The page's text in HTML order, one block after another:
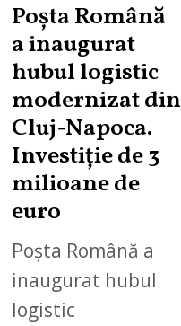
Poșta Română
a inaugurat
hubul logistic
modernizat din
Cluj-Napoca.
Investiție de 3
milioane de
euro
Poșta Română a
inaugurat hubul
logistic